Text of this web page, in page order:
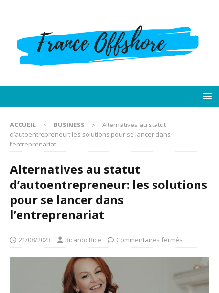
ACCUEIL BUSINESS
Alternatives au statut
d’autoentrepreneur: les solutions pour se lancer dans
l’entreprenariat
Alternatives au statut
d’autoentrepreneur: les solutions
pour se lancer dans
l’entreprenariat
21/08/2023 Ricardo Rice Commentaires fermés